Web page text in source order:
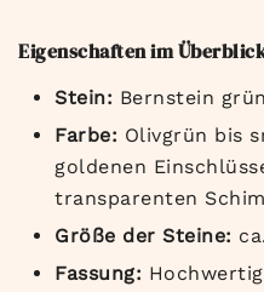
Eigenschaften im
Stein: Bernstein grün
Farbe: Olivgrün bis
goldenen
transparenten
Größe der Steine:
Fassung: